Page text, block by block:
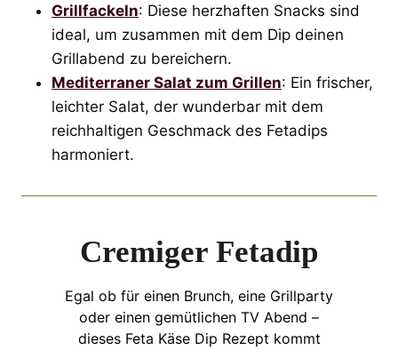
Grillfackeln: Diese herzhaften Snacks sind
ideal, um zusammen mit dem Dip deinen
Grillabend zu bereichern.
Mediterraner Salat zum Grillen: Ein frischer,
leichter Salat, der wunderbar mit dem
reichhaltigen Geschmack des Fetadips
harmoniert.
Cremiger Fetadip
Egal ob für einen Brunch, eine Grillparty
oder einen gemütlichen TV Abend –
dieses Feta Käse Dip Rezept kommt